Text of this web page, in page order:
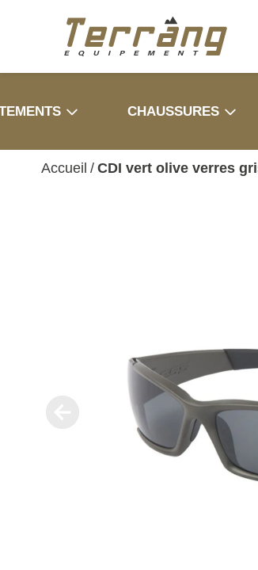
CHAUSSURES
Accueil / CDI vert olive verres